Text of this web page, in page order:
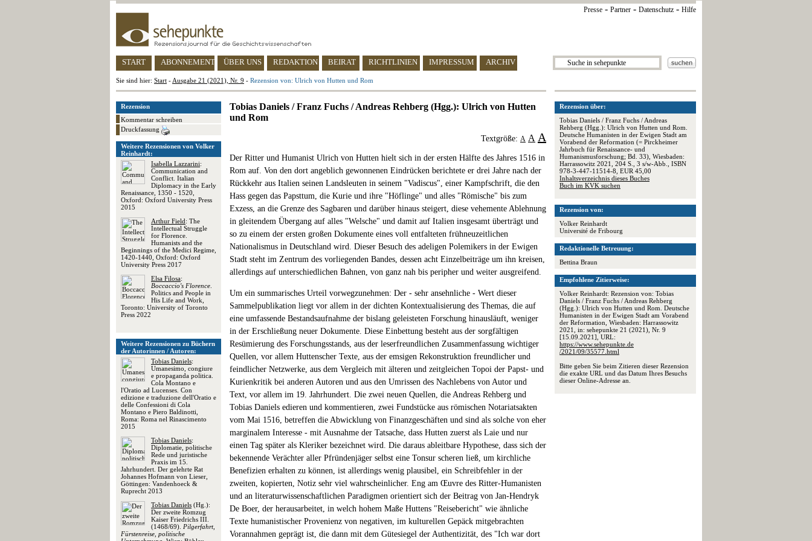
Presse - Partner - Datenschutz - Hilfe
START ABONNEMENT ÜBER UNS REDAKTION BEIRAT RICHTLINIEN IMPRESSUM ARCHIV
Sie sind hier: Start - Ausgabe 21 (2021), Nr. 9 - Rezension von: Ulrich von Hutten und Rom
Rezension über:
Tobias Daniels / Franz Fuchs / Andreas
Rehberg (Hgg.): Ulrich von Hutten und Rom.
Deutsche Humanisten in der Ewigen Stadt am
Vorabend der Reformation (= Pirckheimer
Jahrbuch für Renaissance- und
Humanismusforschung; Bd. 33), Wiesbaden:
Harrassowitz 2021, 204 S., 3 s/w-Abb., ISBN
978-3-447-11514-8, EUR 45,00
Inhaltsverzeichnis dieses Buches
Buch im KVK suchen
Rezension von:
Volker Reinhardt
Université de Fribourg
Redaktionelle Betreuung:
Bettina Braun
Empfohlene Zitierweise:
Volker Reinhardt: Rezension von: Tobias
Daniels / Franz Fuchs / Andreas Rehberg
(Hgg.): Ulrich von Hutten und Rom. Deutsche
Humanisten in der Ewigen Stadt am Vorabend
der Reformation, Wiesbaden: Harrassowitz
2021, in: sehepunkte 21 (2021), Nr. 9
[15.09.2021], URL:
https://www.sehepunkte.de
/2021/09/35577.html
Bitte geben Sie beim Zitieren dieser Rezension
die exakte URL und das Datum Ihres Besuchs
dieser Online-Adresse an.
Rezension
Kommentar schreiben
Druckfassung
Weitere Rezensionen von Volker
Reinhardt:
Isabella Lazzarini:
Communication and
Conflict. Italian
Diplomacy in the Early
Renaissance, 1350 - 1520,
Oxford: Oxford University Press
2015
Arthur Field: The
Intellectual Struggle
for Florence.
Humanists and the
Beginnings of the Medici Regime,
1420-1440, Oxford: Oxford
University Press 2017
Elsa Filosa:
Boccaccio's Florence
Politics and People in
His Life and Work,
Toronto: University of Toronto
Press 2022
Weitere Rezensionen zu Büchern
der Autorinnen / Autoren:
Tobias Daniels:
Umanesimo, congiure
e propaganda politica.
Cola Montano e
l'Oratio ad Lucenses. Con
edizione e traduzione dell'Oratio e
delle Confessioni di Cola
Montano e Piero Baldinotti,
Roma: Roma nel Rinascimento
2015
Tobias Daniels:
Diplomatie, politische
Rede und juristische
Praxis im 15.
Jahrhundert. Der gelehrte Rat
Johannes Hofmann von Lieser,
Göttingen: Vandenhoeck &
Ruprecht 2013
Tobias Daniels (Hg.):
Der zweite Romzug
Kaiser Friedrichs III.
(1468/69). Pilgerfahrt,
Fürstenreise, politische
Tobias Daniels / Franz Fuchs / Andreas Rehberg (Hgg.): Ulrich von Hutten
und Rom
Textgröße: A A A
Der Ritter und Humanist Ulrich von Hutten hielt sich in der ersten Hälfte des Jahres 1516 in
Rom auf. Von den dort angeblich gewonnenen Eindrücken berichtete er drei Jahre nach der
Rückkehr aus Italien seinen Landsleuten in seinem "Vadiscus", einer Kampfschrift, die den
Hass gegen das Papsttum, die Kurie und ihre "Höflinge" und alles "Römische" bis zum
Exzess, an die Grenze des Sagbaren und darüber hinaus steigert, diese vehemente Ablehnung
in gleitendem Übergang auf alles "Welsche" und damit auf Italien insgesamt überträgt und
so zu einem der ersten großen Dokumente eines voll entfalteten frühneuzeitlichen
Nationalismus in Deutschland wird. Dieser Besuch des adeligen Polemikers in der Ewigen
Stadt steht im Zentrum des vorliegenden Bandes, dessen acht Einzelbeiträge um ihn kreisen,
allerdings auf unterschiedlichen Bahnen, von ganz nah bis peripher und weiter ausgreifend.
Um ein summarisches Urteil vorwegzunehmen: Der - sehr ansehnliche - Wert dieser
Sammelpublikation liegt vor allem in der dichten Kontextualisierung des Themas, die auf
eine umfassende Bestandsaufnahme der bislang geleisteten Forschung hinausläuft, weniger
in der Erschließung neuer Dokumente. Diese Einbettung besteht aus der sorgfältigen
Resümierung des Forschungsstands, aus der leserfreundlichen Zusammenfassung wichtiger
Quellen, vor allem Huttenscher Texte, aus der emsigen Rekonstruktion freundlicher und
feindlicher Netzwerke, aus dem Vergleich mit älteren und zeitgleichen Topoi der Papst- und
Kurienkritik bei anderen Autoren und aus den Umrissen des Nachlebens von Autor und
Text, vor allem im 19. Jahrhundert. Die zwei neuen Quellen, die Andreas Rehberg und
Tobias Daniels edieren und kommentieren, zwei Fundstücke aus römischen Notariatsakten
vom Mai 1516, betreffen die Abwicklung von Finanzgeschäften und sind als solche von eher
marginalem Interesse - mit Ausnahme der Tatsache, dass Hutten zuerst als Laie und nur
einen Tag später als Kleriker bezeichnet wird. Die daraus ableitbare Hypothese, dass sich der
bekennende Verächter aller Pfründenjäger selbst eine Tonsur scheren ließ, um kirchliche
Benefizien erhalten zu können, ist allerdings wenig plausibel, ein Schreibfehler in der
zweiten, kopierten, Notiz sehr viel wahrscheinlicher. Eng am Œuvre des Ritter-Humanisten
und an literaturwissenschaftlichen Paradigmen orientiert sich der Beitrag von Jan-Hendryk
De Boer, der herausarbeitet, in welch hohem Maße Huttens "Reisebericht" wie ähnliche
Texte humanistischer Provenienz von negativen, im kulturellen Gepäck mitgebrachten
Vorannahmen geprägt ist, die dann mit dem Gütesiegel der Authentizität, des "Ich war dort